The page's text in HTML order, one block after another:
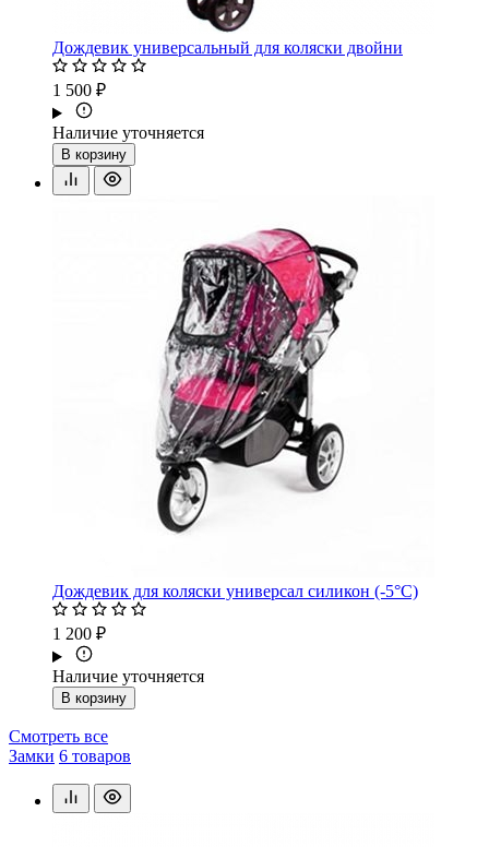
Дождевик универсальный для коляски двойни
1 500 ₽
Наличие уточняется
В корзину
Дождевик для коляски универсал силикон (-5°С)
1 200 ₽
Наличие уточняется
В корзину
Смотреть все
Замки 6 товаров